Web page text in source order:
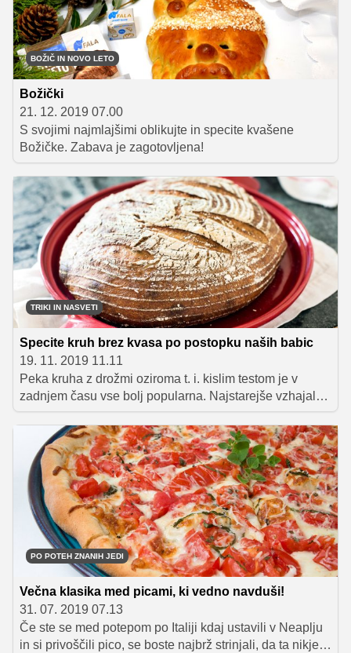
BOŽIČ IN NOVO LETO
Božički
21. 12. 2019 07.00
S svojimi najmlajšimi oblikujte in specite kvašene
Božičke. Zabava je zagotovljena!
TRIKI IN NASVETI
Specite kruh brez kvasa po postopku naših babic
19. 11. 2019 11.11
Peka kruha z drožmi oziroma t. i. kislim testom je v
zadnjem času vse bolj popularna. Najstarejše vzhajalno
sredstvo ponovno odkrivamo in kot pravi »šepetalka
bakterijam« Polona Klančnik, je pravi kruh le kruh z
drožmi.
PO POTEH ZNANIH JEDI
Večna klasika med picami, ki vedno navduši!
31. 07. 2019 07.13
Če ste se med potepom po Italiji kdaj ustavili v Neaplju
in si privoščili pico, se boste najbrž strinjali, da ta nikjer